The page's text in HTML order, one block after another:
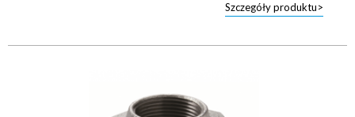
Szczegóły produktu>